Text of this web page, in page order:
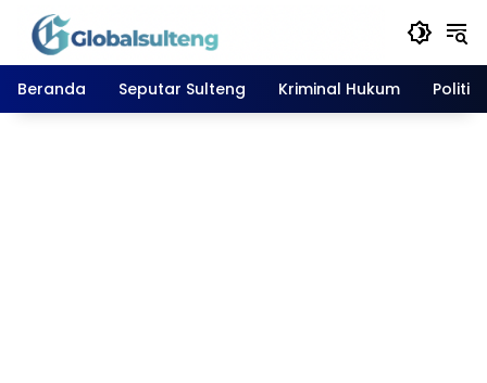
Langsung
konten
Beranda
Seputar Sulteng Kriminal Hukum Politik